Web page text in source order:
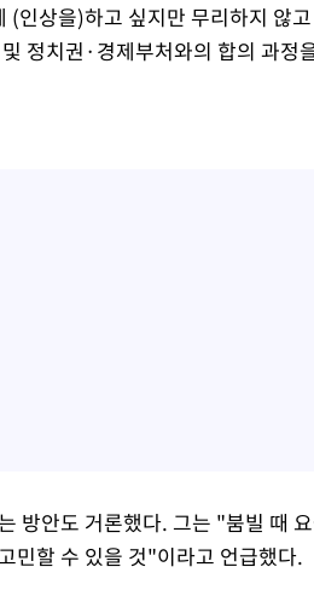
인상을)하고 싶지만 무리하지 않
정치권·경제부처와의 합의 과정
방안도 거론했다. 그는 "붐빌 때
민할 수 있을 것"이라고 언급했다.